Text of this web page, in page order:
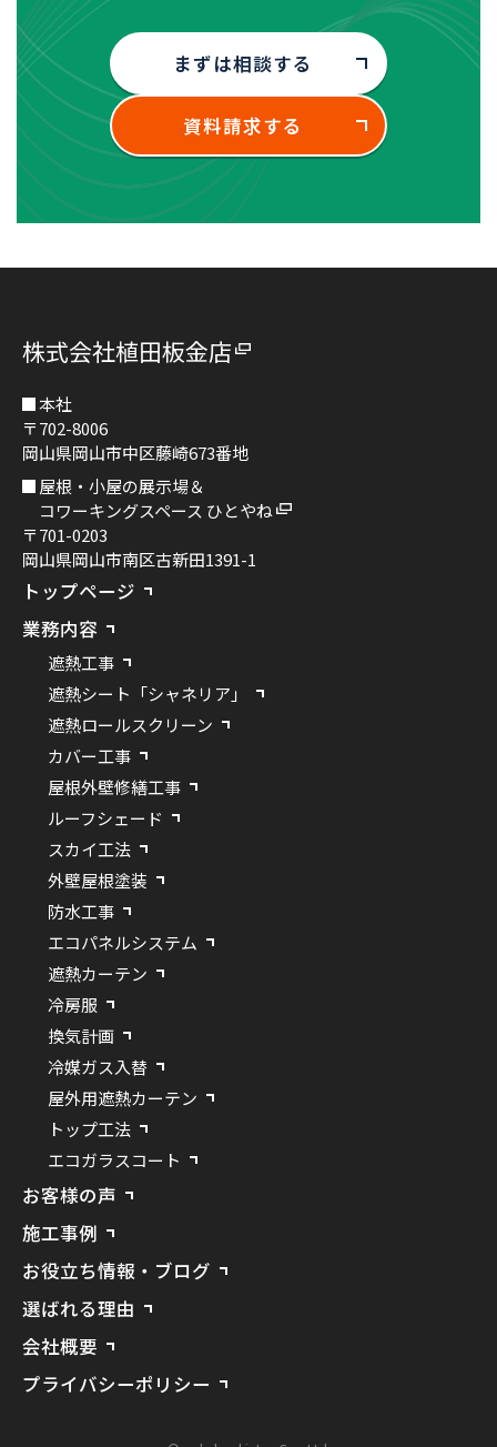
まずは相談する
資料請求する
株式会社植田板金店
本社
〒702-8006
岡山県岡山市中区藤崎673番地
屋根・小屋の展示場＆
コワーキングスペース ひとやね
〒701-0203
岡山県岡山市南区古新田1391-1
お客様の声
施工事例
お役立ち情報・ブログ
選ばれる理由
会社概要
プライバシーポリシー
トップページ
業務内容
遮熱工事
遮熱シート「シャネリア」
遮熱ロールスクリーン
カバー工事
屋根外壁修繕工事
ルーフシェード
スカイ工法
外壁屋根塗装
防水工事
エコパネルシステム
遮熱カーテン
冷房服
換気計画
冷媒ガス入替
屋外用遮熱カーテン
トップ工法
エコガラスコート